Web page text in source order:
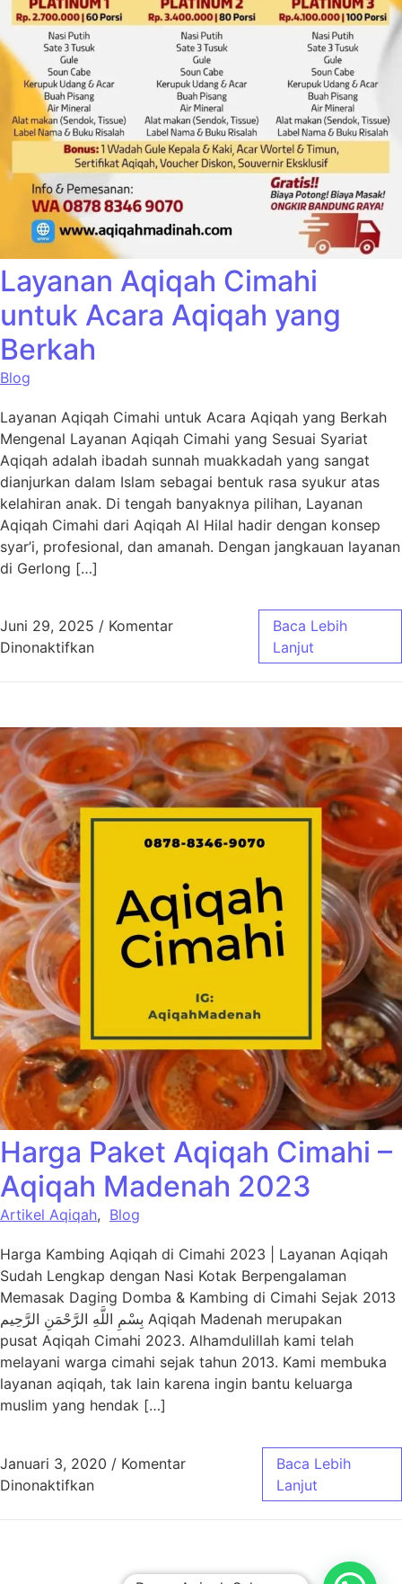
Layanan Aqiqah Cimahi
untuk Acara Aqiqah yang
Berkah
Blog
Layanan Aqiqah Cimahi untuk Acara Aqiqah yang Berkah
Mengenal Layanan Aqiqah Cimahi yang Sesuai Syariat
Aqiqah adalah ibadah sunnah muakkadah yang sangat
dianjurkan dalam Islam sebagai bentuk rasa syukur atas
kelahiran anak. Di tengah banyaknya pilihan, Layanan
Aqiqah Cimahi dari Aqiqah Al Hilal hadir dengan konsep
syar’i, profesional, dan amanah. Dengan jangkauan layanan
di Gerlong […]
Juni 29, 2025 / Komentar
Dinonaktifkanpada Layanan Aqiqah Cimahi untuk Acara
Baca Lebih
Lanjut
Harga Paket Aqiqah Cimahi –
Aqiqah Madenah 2023
Artikel Aqiqah, Blog
Harga Kambing Aqiqah di Cimahi 2023 | Layanan Aqiqah
Sudah Lengkap dengan Nasi Kotak Berpengalaman
Memasak Daging Domba & Kambing di Cimahi Sejak 2013
بِسْمِ اللَّهِ الرَّحْمَنِ الرَّحِيم Aqiqah Madenah merupakan
pusat Aqiqah Cimahi 2023. Alhamdulillah kami telah
melayani warga cimahi sejak tahun 2013. Kami membuka
layanan aqiqah, tak lain karena ingin bantu keluarga
muslim yang hendak […]
Januari 3, 2020 / Komentar
Dinonaktifkanpada Harga Paket Aqiqah Cimahi – Aqiqah
Baca Lebih
Lanjut